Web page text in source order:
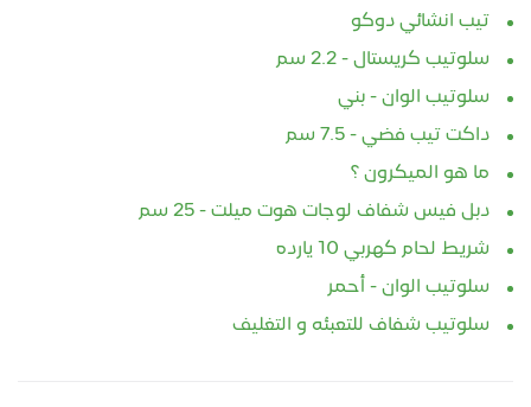
تيب انشائي دوكو
سلوتيب كريستال - 2.2 سم
سلوتيب الوان - بني
داكت تيب فضي - 7.5 سم
ما هو الميكرون ؟
دبل فيس شفاف لوجات هوت ميلت - 25 سم
شريط لحام كهربي 10 يارده
سلوتيب الوان - أحمر
سلوتيب شفاف للتعبئه و التغليف